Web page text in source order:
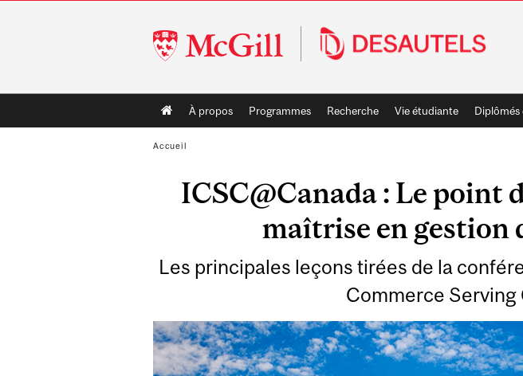
McGill
University
Main
navigation
À propos Programmes Recherche Vie étudiante Diplômés
Accueil
ICSC@Canada : Le point
maîtrise en gestion
Les principales leçons tirées de la
Commerce Serving